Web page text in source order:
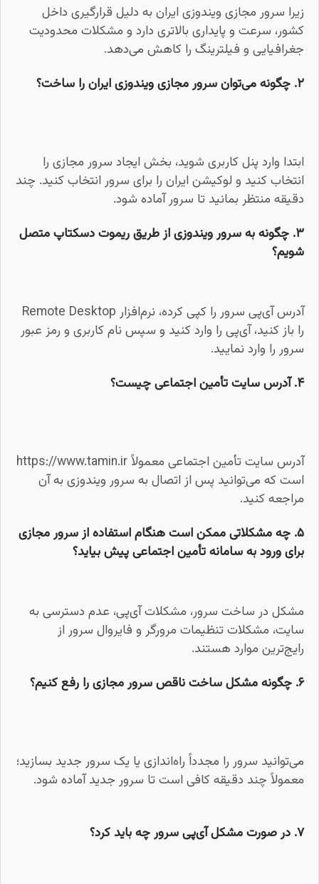
زیرا سرور مجازی ویندوزی ایران به دلیل قرارگیری داخل
کشور، سرعت و پایداری بالاتری دارد و مشکلات محدودیت
جغرافیایی و فیلترینگ را کاهش می‌دهد.
۲. چگونه می‌توان سرور مجازی ویندوزی ایران را ساخت؟
ابتدا وارد پنل کاربری شوید، بخش ایجاد سرور مجازی را
انتخاب کنید و لوکیشن ایران را برای سرور انتخاب کنید. چند
دقیقه منتظر بمانید تا سرور آماده شود.
۳. چگونه به سرور ویندوزی از طریق ریموت دسکتاپ متصل
شویم؟
آدرس آی‌پی سرور را کپی کرده، نرم‌افزار Remote Desktop
را باز کنید، آی‌پی را وارد کنید و سپس نام کاربری و رمز عبور
سرور را وارد نمایید.
۴. آدرس سایت تأمین اجتماعی چیست؟
آدرس سایت تأمین اجتماعی معمولاً https://www.tamin.ir
است که می‌توانید پس از اتصال به سرور ویندوزی به آن
مراجعه کنید.
۵. چه مشکلاتی ممکن است هنگام استفاده از سرور مجازی
برای ورود به سامانه تأمین اجتماعی پیش بیاید؟
مشکل در ساخت سرور، مشکلات آی‌پی، عدم دسترسی به
سایت، مشکلات تنظیمات مرورگر و فایروال سرور از
رایج‌ترین موارد هستند.
۶. چگونه مشکل ساخت ناقص سرور مجازی را رفع کنیم؟
می‌توانید سرور را مجدداً راه‌اندازی یا یک سرور جدید بسازید؛
معمولاً چند دقیقه کافی است تا سرور جدید آماده شود.
۷. در صورت مشکل آی‌پی سرور چه باید کرد؟